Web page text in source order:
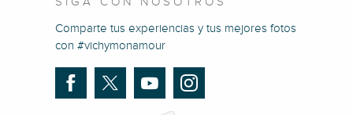
Comparte tus experiencias y tus mejores fotos
con #vichymonamour